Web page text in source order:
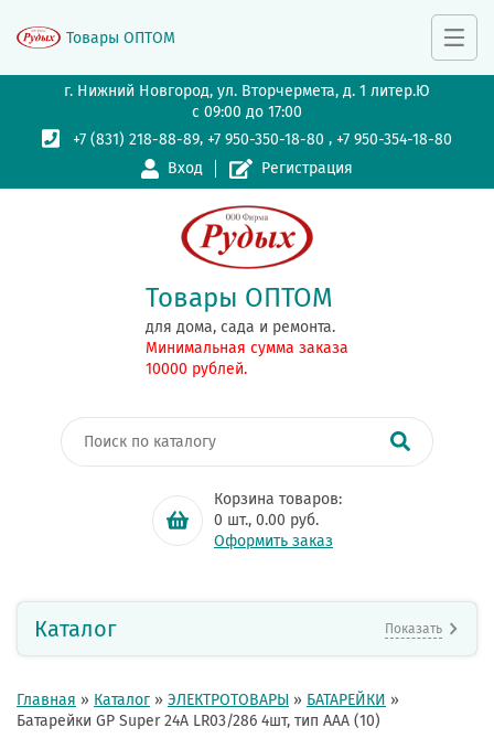
г. Нижний Новгород, ул. Вторчермета, д. 1 литер.Ю
с 09:00 до 17:00
+7 (831) 218-88-89,+7 950-350-18-80 ,+7 950-354-18-80
Вход
Регистрация
Товары ОПТОМ
для дома, сада и ремонта.
Минимальная сумма заказа
10000 рублей.
Корзина товаров:
0 шт., 0.00 руб.
Оформить заказ
Товары ОПТОМ
Каталог Показать
Главная » Каталог » ЭЛЕКТРОТОВАРЫ » БАТАРЕЙКИ »
Батарейки GP Super 24A LR03/286 4шт, тип AAА (10)